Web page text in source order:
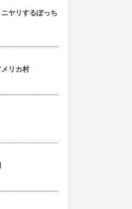
ヤリするぽっち
リカ村